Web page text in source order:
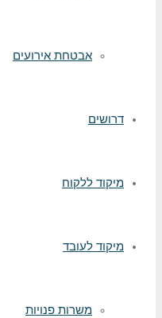
אבטחת אירועים
דרושים
מיקוד ללקוח
מיקוד לעובד
משרות פנויות